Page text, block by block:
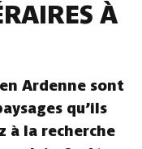
À
Ardenne sont
qu’ils
à la recherche